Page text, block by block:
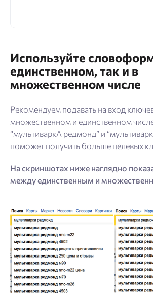
Используйте
единственном, так и в
множественном числе
Рекомендуем подавать на вход
множественном и единственном
“мультиваркА редмонд” и
поможет получить больше целевых
На скриншотах ниже наглядно
между единственным и